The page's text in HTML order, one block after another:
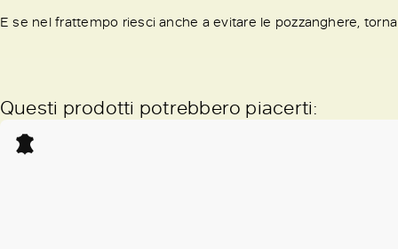
E se nel frattempo riesci anche a evitare le pozzanghere,
Questi prodotti potrebbero piacerti: